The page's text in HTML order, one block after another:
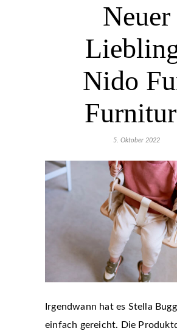
Neuer
Nido
5. Oktober 2022
Irgendwann hat es Stella
einfach gereicht. Die